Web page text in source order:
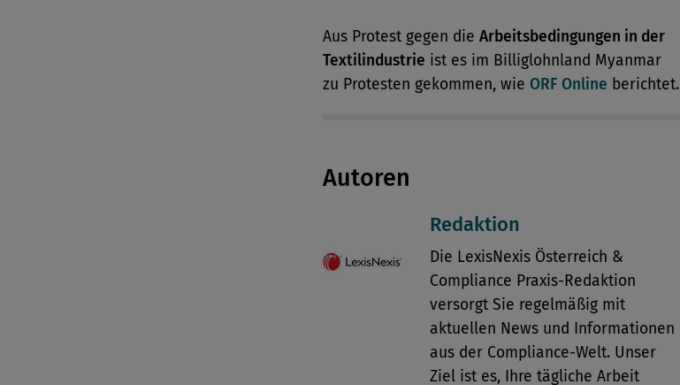
Aus Protest gegen die Arbeitsbedingungen in der
Textilindustrie ist es im Billiglohnland Myanmar
zu Protesten gekommen, wie ORF Online berichtet.
Autoren
Redaktion
Die LexisNexis Österreich &
Compliance Praxis-Redaktion
versorgt Sie regelmäßig mit
aktuellen News und Informationen
aus der Compliance-Welt. Unser
Ziel ist es, Ihre tägliche Arbeit